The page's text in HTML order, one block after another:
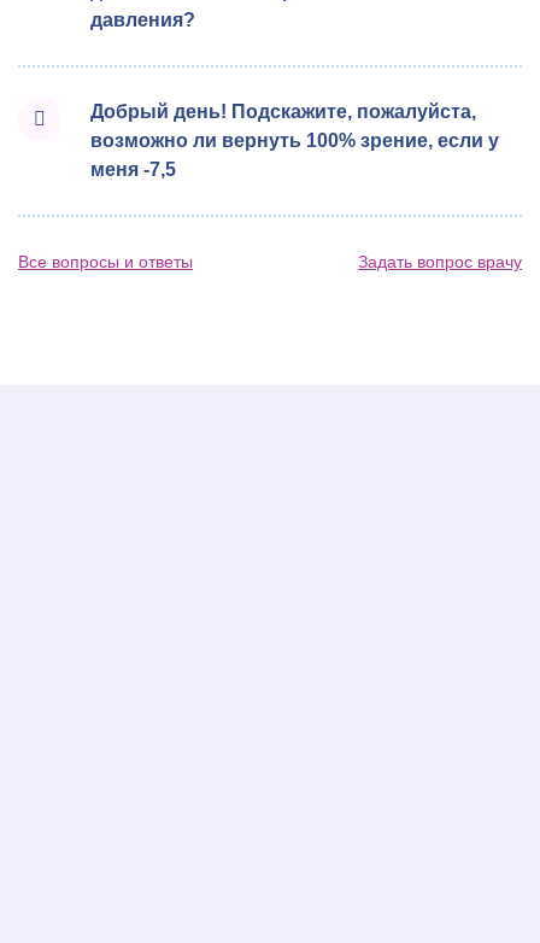
давления?
Добрый день! Подскажите, пожалуйста,
возможно ли вернуть 100% зрение, если у
меня -7,5
Все вопросы и ответы Задать вопрос врачу